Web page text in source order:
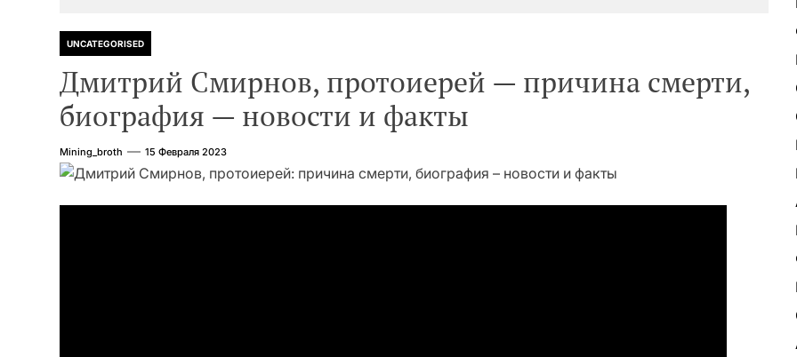
UNCATEGORISED
Дмитрий Смирнов, протоиерей — причина смерти,
биография — новости и факты
Mining_broth 15 Февраля 2023